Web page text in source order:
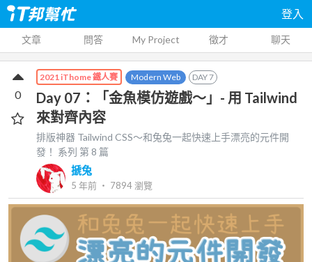
登入
文章 問答 My Project 徵才 聊天
2021 iThome 鐵人賽 Modern Web DAY7
Day 07：「金魚模仿遊戲～」- 用 Tailwind
來對齊內容
排版神器 Tailwind CSS～和兔兔一起快速上手漂亮的元件開
發！ 系列 第 8 篇
搋兔
5 年前 ‧ 7894瀏覽
0